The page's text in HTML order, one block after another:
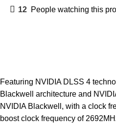
12 People watching this
Featuring NVIDIA DLSS 4
Blackwell architecture and
NVIDIA Blackwell, with a clock
boost clock frequency of